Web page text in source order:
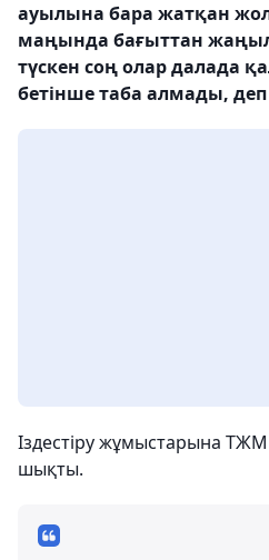
ауылына бара жатқан
маңында бағыттан
түскен соң олар далада
бетінше таба алмады,
Іздестіру жұмыстарына
шықты.